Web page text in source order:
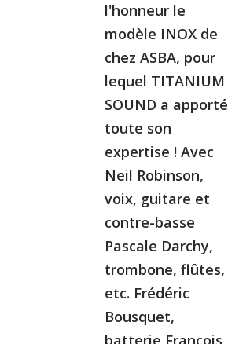
l'honneur le
modèle INOX de
chez ASBA, pour
lequel TITANIUM
SOUND a apporté
toute son
expertise ! Avec
Neil Robinson,
voix, guitare et
contre-basse
Pascale Darchy,
trombone, flûtes,
etc. Frédéric
Bousquet,
batterie François